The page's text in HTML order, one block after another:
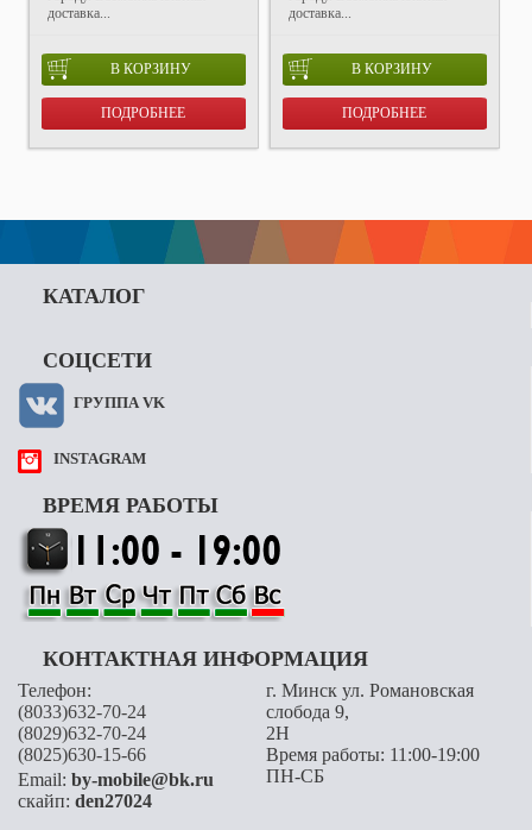
доставка...
В КОРЗИНУ
ПОДРОБНЕЕ
доставка...
В КОРЗИНУ
ПОДРОБНЕЕ
КАТАЛОГ
СОЦСЕТИ
ГРУППА VK
INSTAGRAM
ВРЕМЯ РАБОТЫ
КОНТАКТНАЯ ИНФОРМАЦИЯ
Телефон:
(8033)632-70-24
(8029)632-70-24
(8025)630-15-66
Email: by-mobile@bk.ru
скайп: den27024
г. Минск ул. Романовская
слобода 9,
2H
Время работы: 11:00-19:00
ПН-СБ